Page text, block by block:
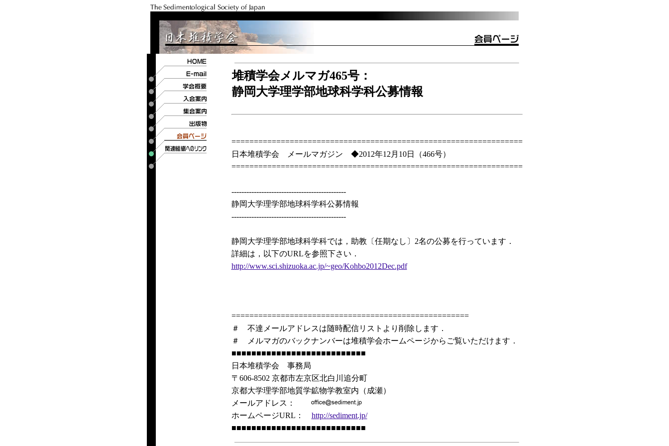
堆積学会メルマガ465号：
静岡大学理学部地球科学科公募情報
=================================================================
日本堆積学会 メールマガジン ◆2012年12月10日（466号）
=================================================================
----------------------------------------------
静岡大学理学部地球科学科公募情報
----------------------------------------------
静岡大学理学部地球科学科では，助教〔任期なし〕2名の公募を行っています．
詳細は，以下のURLを参照下さい．
http://www.sci.shizuoka.ac.jp/~geo/Kohbo2012Dec.pdf
=====================================================
＃ 不達メールアドレスは随時配信リストより削除します．
＃ メルマガのバックナンバーは堆積学会ホームページからご覧いただけます．
■■■■■■■■■■■■■■■■■■■■■■■■■■■
日本堆積学会 事務局
〒606-8502 京都市左京区北白川追分町
京都大学理学部地質学鉱物学教室内（成瀬）
メールアドレス：
ホームページURL： http://sediment.jp/
■■■■■■■■■■■■■■■■■■■■■■■■■■■